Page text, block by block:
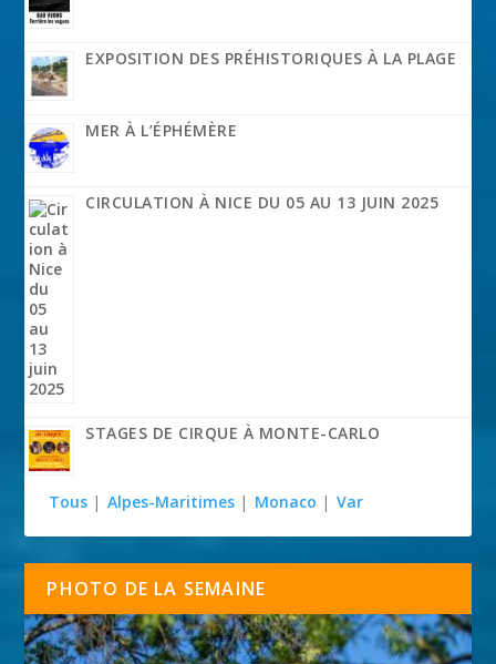
EXPOSITION DES PRÉHISTORIQUES À LA PLAGE
MER À L’ÉPHÉMÈRE
CIRCULATION À NICE DU 05 AU 13 JUIN 2025
STAGES DE CIRQUE À MONTE-CARLO
Tous | Alpes-Maritimes | Monaco | Var
PHOTO DE LA SEMAINE